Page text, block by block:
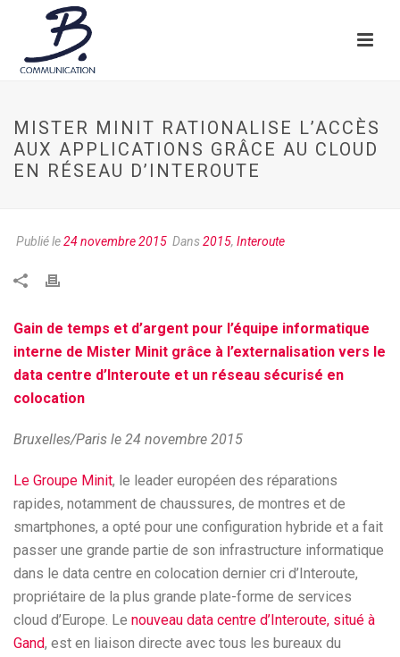
MISTER MINIT RATIONALISE L’ACCÈS
AUX APPLICATIONS GRÂCE AU CLOUD
EN RÉSEAU D’INTEROUTE
Publié le24 novembre 2015 Dans2015, Interoute
Gain de temps et d’argent pour l’équipe informatique
interne de Mister Minit grâce à l’externalisation vers le
data centre d’Interoute et un réseau sécurisé en
colocation
Bruxelles/Paris le 24 novembre 2015
Le Groupe Minit, le leader européen des réparations
rapides, notamment de chaussures, de montres et de
smartphones, a opté pour une configuration hybride et a fait
passer une grande partie de son infrastructure informatique
dans le data centre en colocation dernier cri d’Interoute,
propriétaire de la plus grande plate-forme de services
cloud d’Europe. Le nouveau data centre d’Interoute, situé à
Gand, est en liaison directe avec tous les bureaux du